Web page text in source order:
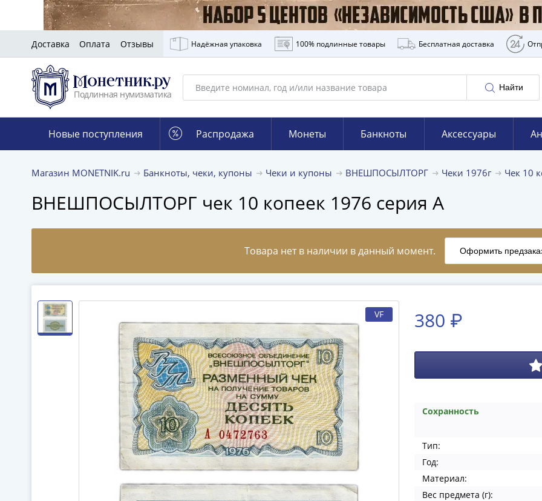
Доставка Оплата Отзывы Надёжная упаковка 100% подлинные товары Бесплатная доставка
Подлинная нумизматика
Найти
Новые поступления Распродажа Монеты Банкноты Аксессуары
Магазин MONETNIK.ru Банкноты, чеки, купоны Чеки и купоны ВНЕШПОСЫЛТОРГ Чеки 1976г Чек 10
ВНЕШПОСЫЛТОРГ чек 10 копеек 1976 серия А
VF 380 ₽
Сохранность
Тип:
Год:
Материал:
Вес предмета (г):